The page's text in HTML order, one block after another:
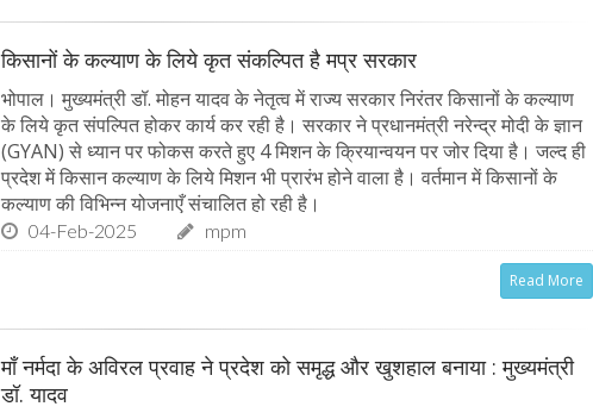
किसानों के कल्याण के लिये कृत संकल्पित है मप्र सरकार
भोपाल। मुख्यमंत्री डॉ. मोहन यादव के नेतृत्व में राज्य सरकार निरंतर किसानों के कल्याण
के लिये कृत संपल्पित होकर कार्य कर रही है। सरकार ने प्रधानमंत्री नरेन्द्र मोदी के ज्ञान
(GYAN) से ध्यान पर फोकस करते हुए 4 मिशन के क्रियान्वयन पर जोर दिया है। जल्द ही
प्रदेश में किसान कल्याण के लिये मिशन भी प्रारंभ होने वाला है। वर्तमान में किसानों के
कल्याण की विभिन्न योजनाएँ संचालित हो रही है।
04-Feb-2025 mpm
Read More
माँ नर्मदा के अविरल प्रवाह ने प्रदेश को समृद्ध और खुशहाल बनाया : मुख्यमंत्री
डॉ. यादव
Hanuman Jayanti 2023 : हनुमान जयंती पर राशि के
अनुसार करें मंत्रों का जाप, जरूर मिलेगा पूजा का फल
02-Apr-2023 mp mirror samachar seva